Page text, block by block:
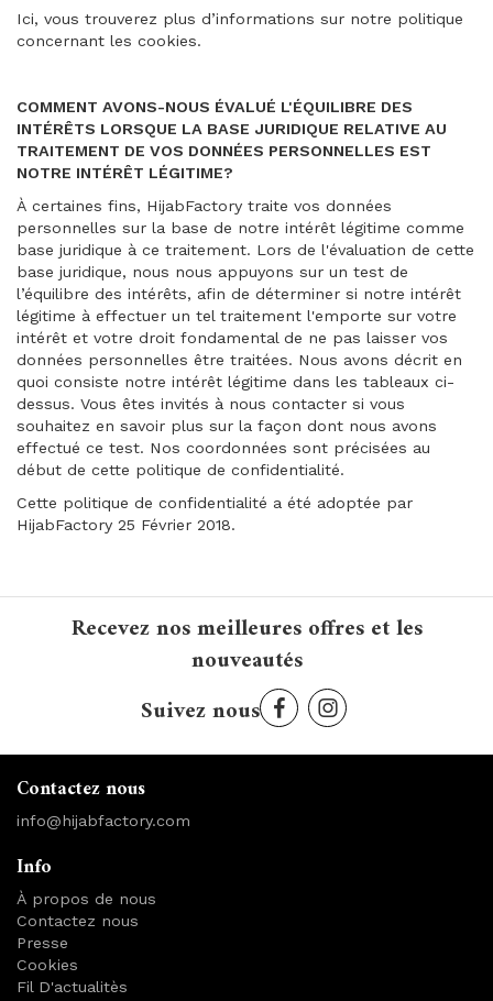
Ici, vous trouverez plus d’informations sur notre politique
concernant les cookies.
COMMENT AVONS-NOUS ÉVALUÉ L'ÉQUILIBRE DES
INTÉRÊTS LORSQUE LA BASE JURIDIQUE RELATIVE AU
TRAITEMENT DE VOS DONNÉES PERSONNELLES EST
NOTRE INTÉRÊT LÉGITIME?
À certaines fins, HijabFactory traite vos données
personnelles sur la base de notre intérêt légitime comme
base juridique à ce traitement. Lors de l'évaluation de cette
base juridique, nous nous appuyons sur un test de
l’équilibre des intérêts, afin de déterminer si notre intérêt
légitime à effectuer un tel traitement l'emporte sur votre
intérêt et votre droit fondamental de ne pas laisser vos
données personnelles être traitées. Nous avons décrit en
quoi consiste notre intérêt légitime dans les tableaux ci-
dessus. Vous êtes invités à nous contacter si vous
souhaitez en savoir plus sur la façon dont nous avons
effectué ce test. Nos coordonnées sont précisées au
début de cette politique de confidentialité.
Cette politique de confidentialité a été adoptée par
HijabFactory 25 Février 2018.
Recevez nos meilleures offres et les
nouveautés
Suivez nous
Contactez nous
info@hijabfactory.com
Info
À propos de nous
Contactez nous
Presse
Cookies
Fil D'actualitès